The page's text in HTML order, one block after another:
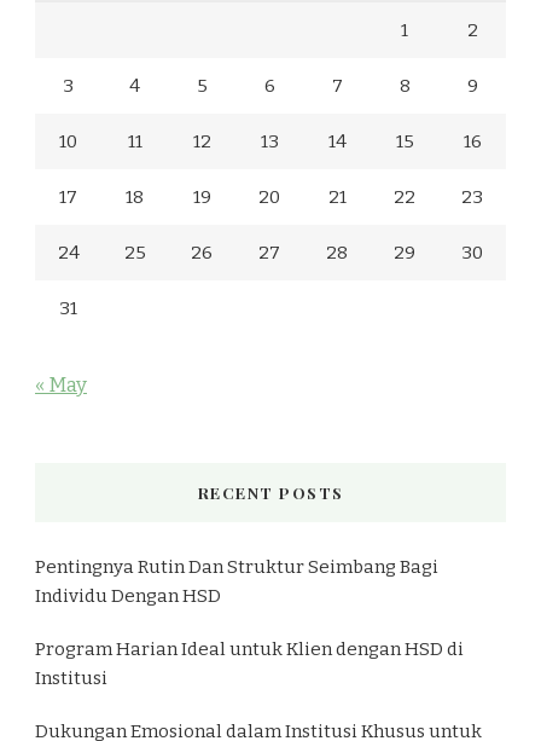
1 2
3 4 5 6 7 8 9
10 11 12 13 14 15 16
17 18 19 20 21 22 23
24 25 26 27 28 29 30
31
« May
RECENT POSTS
Pentingnya Rutin Dan Struktur Seimbang Bagi
Individu Dengan HSD
Program Harian Ideal untuk Klien dengan HSD di
Institusi
Dukungan Emosional dalam Institusi Khusus untuk